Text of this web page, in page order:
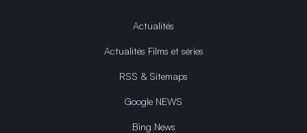
Actualités
Actualités Films et séries
RSS & Sitemaps
Google NEWS
Bing News